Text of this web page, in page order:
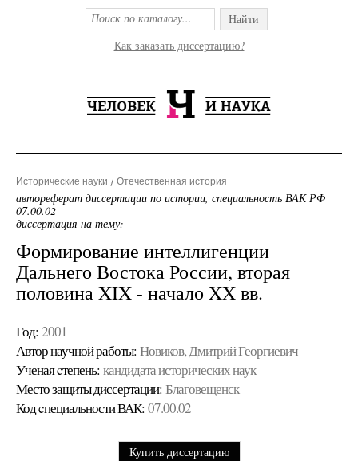
Найти
Как заказать диссертацию?
Исторические науки Отечественная история
автореферат диссертации по истории, специальность ВАК РФ
07.00.02
диссертация на тему:
Формирование интеллигенции
Дальнего Востока России, вторая
половина XIX - начало XX вв.
Год: 2001
Автор научной работы: Новиков, Дмитрий Георгиевич
Ученая cтепень: кандидата исторических наук
Место защиты диссертации: Благовещенск
Код cпециальности ВАК: 07.00.02
Купить диссертацию